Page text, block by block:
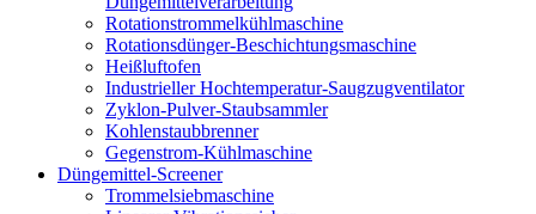
Rotationstrommelkühlmaschine
Rotationsdünger-Beschichtungsmaschine
Heißluftofen
Industrieller Hochtemperatur-Saugzugventilator
Zyklon-Pulver-Staubsammler
Kohlenstaubbrenner
Gegenstrom-Kühlmaschine
Düngemittel-Screener
Trommelsiebmaschine